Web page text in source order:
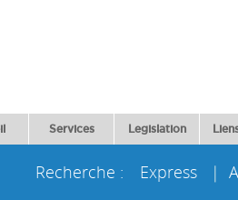
Services Legislation